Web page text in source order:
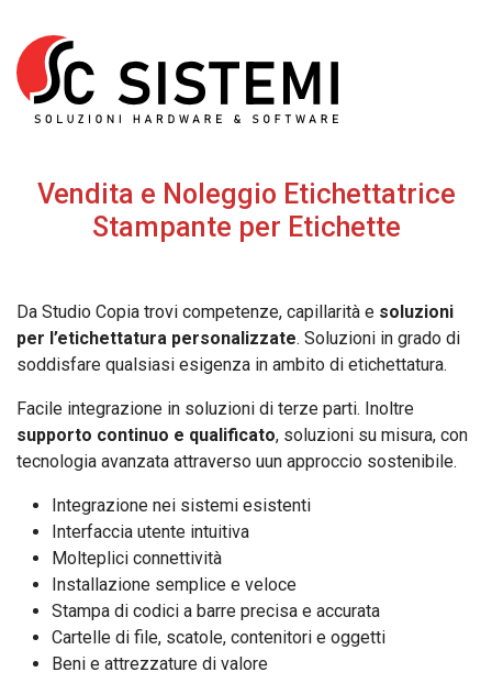
Vendita e Noleggio Etichettatrice
Stampante per Etichette
Da Studio Copia trovi competenze, capillarità e soluzioni
per l’etichettatura personalizzate. Soluzioni in grado di
soddisfare qualsiasi esigenza in ambito di etichettatura.
Facile integrazione in soluzioni di terze parti. Inoltre
supporto continuo e qualificato, soluzioni su misura, con
tecnologia avanzata attraverso uun approccio sostenibile.
Integrazione nei sistemi esistenti
Interfaccia utente intuitiva
Molteplici connettività
Installazione semplice e veloce
Stampa di codici a barre precisa e accurata
Cartelle di file, scatole, contenitori e oggetti
Beni e attrezzature di valore